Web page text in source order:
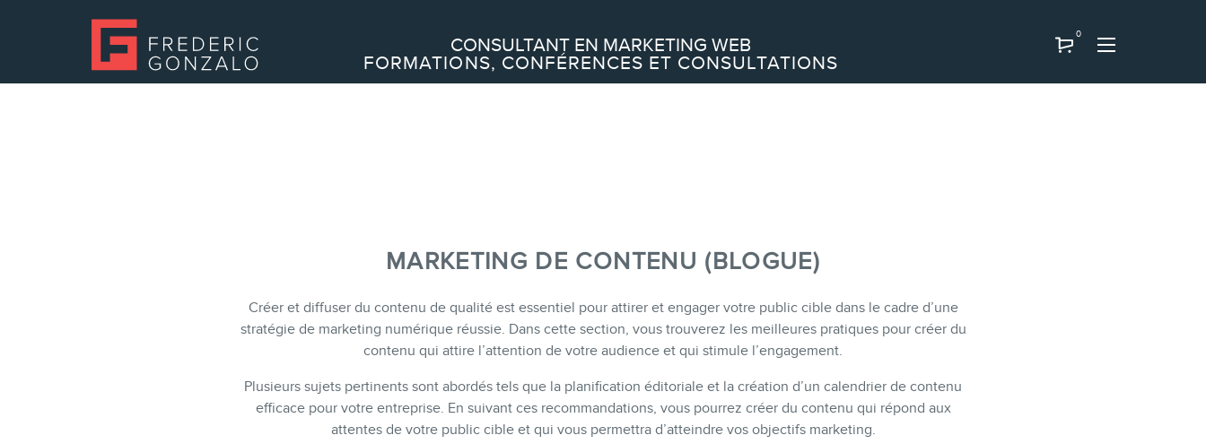
CONSULTANT EN MARKETING WEB
FORMATIONS, CONFÉRENCES ET CONSULTATIONS
0
SERVICES
Formations marketing en ligne
Formations marketing de groupe
MARKETING DE CONTENU (BLOGUE)
Créer et diffuser du contenu de qualité est essentiel pour attirer et engager votre public cible dans le cadre d’une
stratégie de marketing numérique réussie. Dans cette section, vous trouverez les meilleures pratiques pour créer du
contenu qui attire l’attention de votre audience et qui stimule l’engagement.
Plusieurs sujets pertinents sont abordés tels que la planification éditoriale et la création d’un calendrier de contenu
efficace pour votre entreprise. En suivant ces recommandations, vous pourrez créer du contenu qui répond aux
attentes de votre public cible et qui vous permettra d’atteindre vos objectifs marketing.